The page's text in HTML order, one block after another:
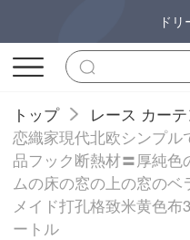
ド
トップ
レース カー
恋織家現代北欧シンプ
品フック断熱材〓厚純
ムの床の窓の上の窓の
メイド打孔格致米黄色
ートル